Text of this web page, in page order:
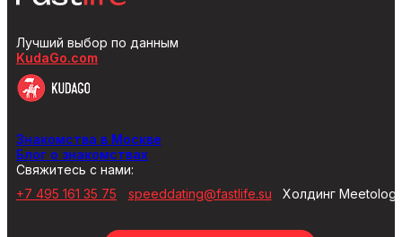
Лучший выбор по данным
KudaGo.com
Знакомства в Москве
Блог о знакомствах
Свяжитесь с нами:
+7 495 161 35 75
speeddating@fastlife.su Холдинг